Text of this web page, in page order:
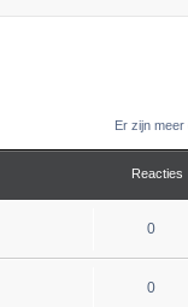
Er zijn
Reacties
0
0